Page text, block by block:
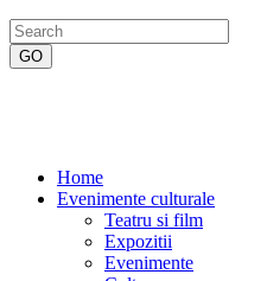
Home
Evenimente culturale
Teatru si film
Expozitii
Evenimente